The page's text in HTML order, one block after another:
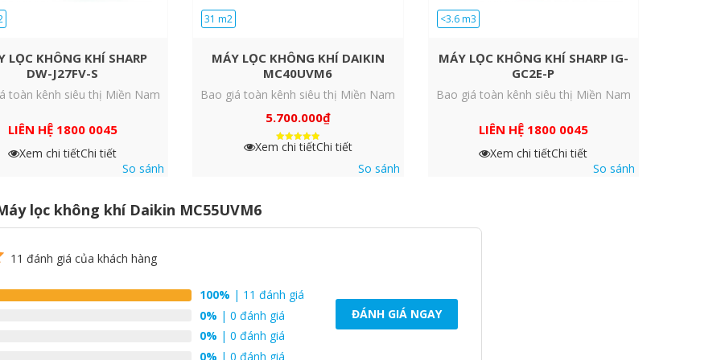
tạo ra những dòng electron tốc độ cao có thể kết hợp
động với khả năng oxy hóa mạnh và vì thế loại bỏ những
chất độc hại. So với phóng điện plasma tiêu chuẩn (phóng
hơn gấp 1000 lần so với cùng một năng lượng điện.
LỌC KHÔNG KHÍ SHARP
DW-J27FV-S
toàn kênh siêu thị Miền Nam
LIÊN HỆ 1800 0045
Xem chi tiếtChi tiết
So sánh
31 m2
MÁY LỌC KHÔNG KHÍ DAIKIN
MC40UVM6
Bao giá toàn kênh siêu thị Miền Nam
5.700.000₫
Được xếp
Xem chi tiếtChi tiết
So sánh
<3.6 m3
MÁY LỌC KHÔNG KHÍ SHARP IG-
GC2E-P
Bao giá toàn kênh siêu thị Miền Nam
LIÊN HỆ 1800 0045
Xem chi tiếtChi tiết
So sánh
lọc không khí Daikin MC55UVM6
11 đánh giá của khách hàng
100% | 11 đánh giá
0% | 0 đánh giá
0% | 0 đánh giá
0% | 0 đánh giá
ĐÁNH GIÁ NGAY